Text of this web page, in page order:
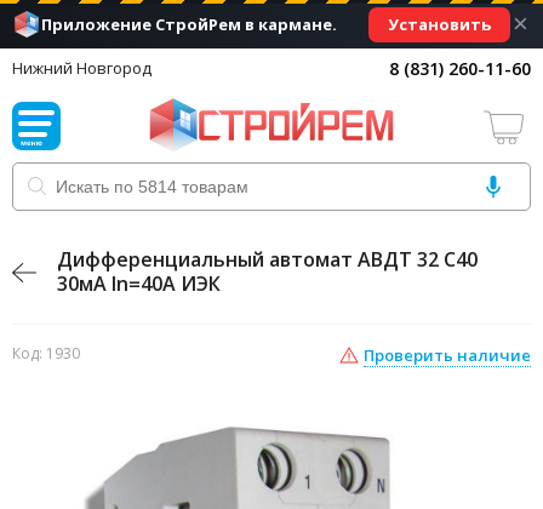
Приложение СтройРем в кармане. Установить ×
Нижний Новгород 8 (831) 260-11-60
Дифференциальный автомат АВДТ 32 С40
30мА In=40A ИЭК
Код: 1930 Проверить наличие